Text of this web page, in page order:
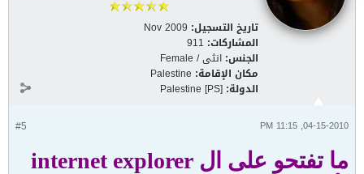
تاريخ التسجيل: Nov 2009
المشاركات: 911
الجنس: انثى / Female
مكان الإقامة: Palestine
الدولة: Palestine [PS]
#5 04-15-2010, 11:15 PM
ما تفتحو على ال internet explorer